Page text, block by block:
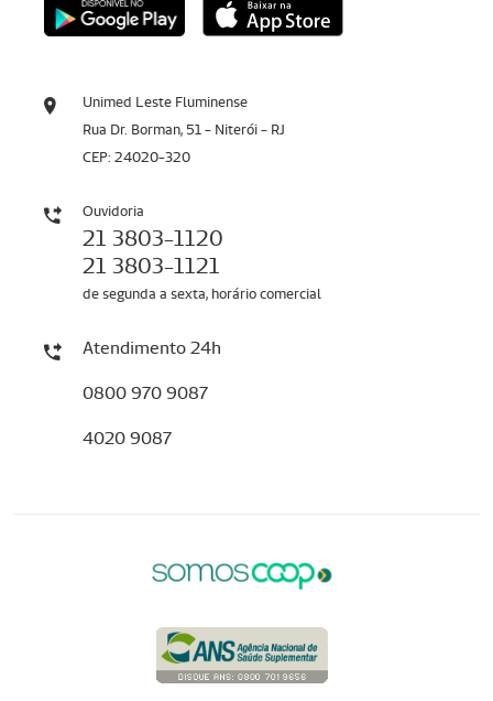
Unimed Leste Fluminense
Rua Dr. Borman, 51 - Niterói - RJ
CEP: 24020-320
Ouvidoria
21 3803-1120
21 3803-1121
de segunda a sexta, horário comercial
Atendimento 24h
0800 970 9087
4020 9087